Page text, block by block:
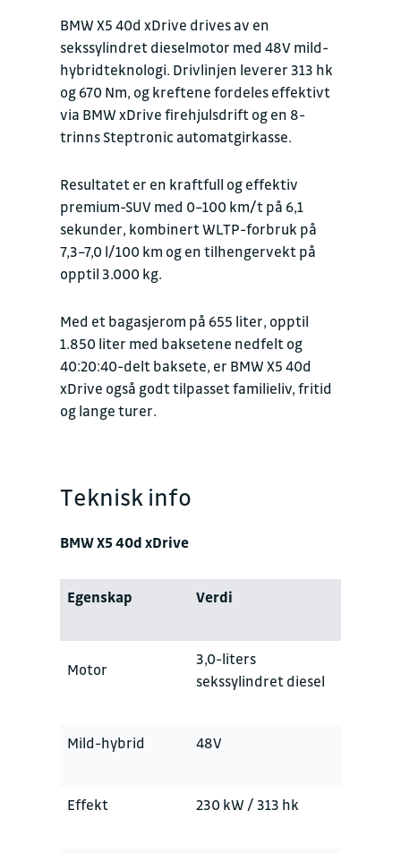
BMW X5 40d xDrive drives av en
sekssylindret dieselmotor med 48V mild-
hybridteknologi. Drivlinjen leverer 313 hk
og 670 Nm, og kreftene fordeles effektivt
via BMW xDrive firehjulsdrift og en 8-
trinns Steptronic automatgirkasse.
Resultatet er en kraftfull og effektiv
premium-SUV med 0–100 km/t på 6,1
sekunder, kombinert WLTP-forbruk på
7,3–7,0 l/100 km og en tilhengervekt på
opptil 3.000 kg.
Med et bagasjerom på 655 liter, opptil
1.850 liter med baksetene nedfelt og
40:20:40-delt baksete, er BMW X5 40d
xDrive også godt tilpasset familieliv, fritid
og lange turer.
Teknisk info
BMW X5 40d xDrive
Egenskap Verdi
Motor
3,0-liters
sekssylindret diesel
Mild-hybrid 48V
Effekt 230 kW / 313 hk